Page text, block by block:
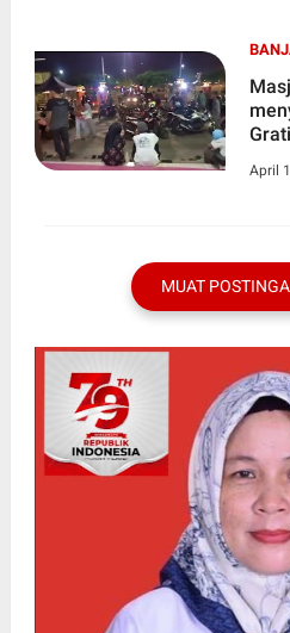
April
MUAT